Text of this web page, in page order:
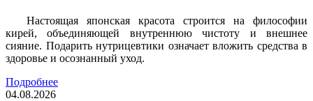
Настоящая японская красота строится на философии
кирей, объединяющей внутреннюю чистоту и внешнее
сияние. Подарить нутрицевтики означает вложить средства в
здоровье и осознанный уход.
Подробнее
04.08.2026